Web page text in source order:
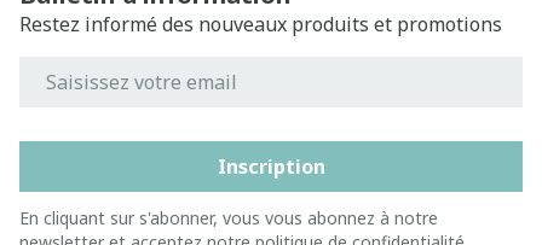
Restez informé des nouveaux produits et promotions
Inscription
En cliquant sur s'abonner, vous vous abonnez à notre